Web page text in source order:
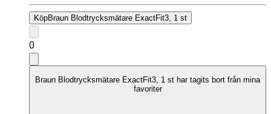
KöpBraun Blodtrycksmätare ExactFit3, 1 st
0
Braun Blodtrycksmätare ExactFit3, 1 st har tagits bort från mina
favoriter